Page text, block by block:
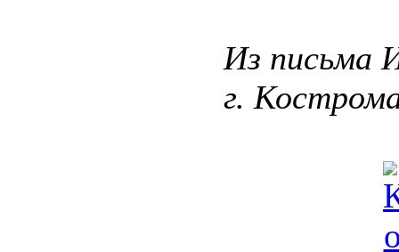
Из письма
г.